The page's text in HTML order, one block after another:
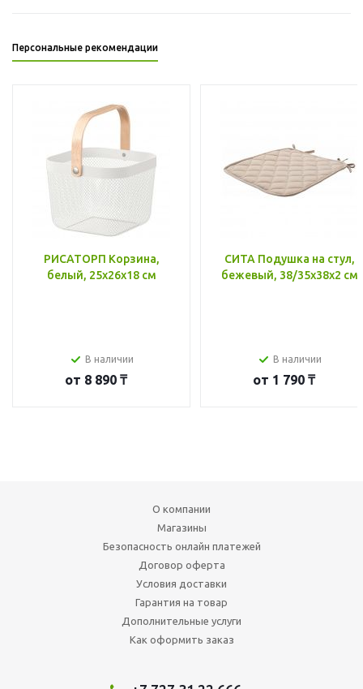
Персональные рекомендации
РИСАТОРП Корзина,
белый, 25x26x18 см
В наличии
от 8 890 ₸
СИТА Подушка на стул,
бежевый, 38/35x38x2 см
В наличии
от 1 790 ₸
О компании
Магазины
Безопасность онлайн платежей
Договор оферта
Условия доставки
Гарантия на товар
Дополнительные услуги
Как оформить заказ